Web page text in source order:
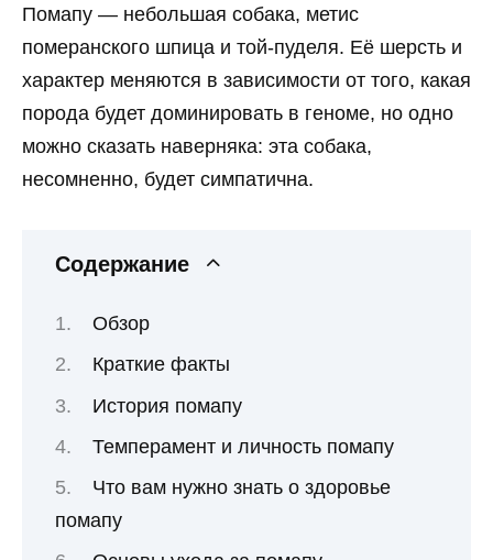
Помапу — небольшая собака, метис
померанского шпица и той-пуделя. Её шерсть и
характер меняются в зависимости от того, какая
порода будет доминировать в геноме, но одно
можно сказать наверняка: эта собака,
несомненно, будет симпатична.
Содержание
Обзор
Краткие факты
История помапу
Темперамент и личность помапу
Что вам нужно знать о здоровье
помапу